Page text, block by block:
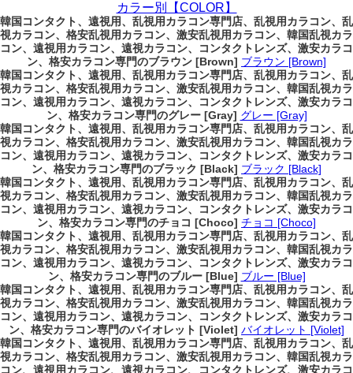
カラー別【COLOR】
韓国コンタクト、遠視用、乱視用カラコン専門店、乱視用カラコン、乱
視カラコン、格安乱視用カラコン、激安乱視用カラコン、韓国乱視カラ
コン、遠視用カラコン、遠視カラコン、コンタクトレンズ、激安カラコ
ン、格安カラコン専門のブラウン [Brown] ブラウン [Brown]
韓国コンタクト、遠視用、乱視用カラコン専門店、乱視用カラコン、乱
視カラコン、格安乱視用カラコン、激安乱視用カラコン、韓国乱視カラ
コン、遠視用カラコン、遠視カラコン、コンタクトレンズ、激安カラコ
ン、格安カラコン専門のグレー [Gray] グレー [Gray]
韓国コンタクト、遠視用、乱視用カラコン専門店、乱視用カラコン、乱
視カラコン、格安乱視用カラコン、激安乱視用カラコン、韓国乱視カラ
コン、遠視用カラコン、遠視カラコン、コンタクトレンズ、激安カラコ
ン、格安カラコン専門のブラック [Black] ブラック [Black]
韓国コンタクト、遠視用、乱視用カラコン専門店、乱視用カラコン、乱
視カラコン、格安乱視用カラコン、激安乱視用カラコン、韓国乱視カラ
コン、遠視用カラコン、遠視カラコン、コンタクトレンズ、激安カラコ
ン、格安カラコン専門のチョコ [Choco] チョコ [Choco]
韓国コンタクト、遠視用、乱視用カラコン専門店、乱視用カラコン、乱
視カラコン、格安乱視用カラコン、激安乱視用カラコン、韓国乱視カラ
コン、遠視用カラコン、遠視カラコン、コンタクトレンズ、激安カラコ
ン、格安カラコン専門のブルー [Blue] ブルー [Blue]
韓国コンタクト、遠視用、乱視用カラコン専門店、乱視用カラコン、乱
視カラコン、格安乱視用カラコン、激安乱視用カラコン、韓国乱視カラ
コン、遠視用カラコン、遠視カラコン、コンタクトレンズ、激安カラコ
ン、格安カラコン専門のバイオレット [Violet] バイオレット [Violet]
韓国コンタクト、遠視用、乱視用カラコン専門店、乱視用カラコン、乱
視カラコン、格安乱視用カラコン、激安乱視用カラコン、韓国乱視カラ
コン、遠視用カラコン、遠視カラコン、コンタクトレンズ、激安カラコ